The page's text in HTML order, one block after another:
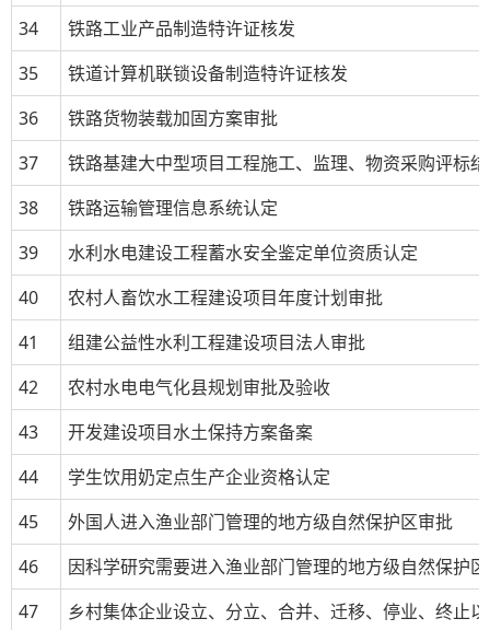
34
铁路工业产品制造特许证核发
35
铁道计算机联锁设备制造特许证核发
36
铁路货物装载加固方案审批
37
铁路基建大中型项目工程施工、监理、物资采购评标
38
铁路运输管理信息系统认定
39
水利水电建设工程蓄水安全鉴定单位资质认定
40
农村人畜饮水工程建设项目年度计划审批
41
组建公益性水利工程建设项目法人审批
42
农村水电电气化县规划审批及验收
43
开发建设项目水土保持方案备案
44
学生饮用奶定点生产企业资格认定
45
外国人进入渔业部门管理的地方级自然保护区审批
46
因科学研究需要进入渔业部门管理的地方级自然保护
47
乡村集体企业设立、分立、合并、迁移、停业、终止